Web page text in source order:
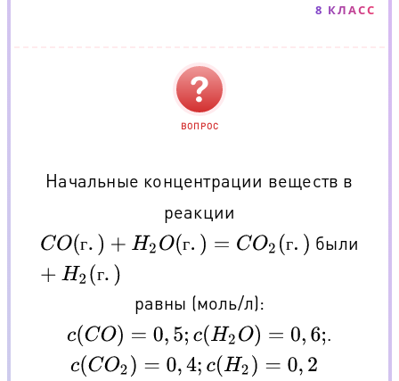
8 КЛАСС
ВОПРОС
Начальные концентрации веществ в
реакции
г г г
г
CO(г.)+H 2O( г.)=CO2(г .) +H2(г.) были
равны (моль/л):
c(CO)=0 ,5; c(H 2O)=0,6;c(C O2) =0, 4;c.